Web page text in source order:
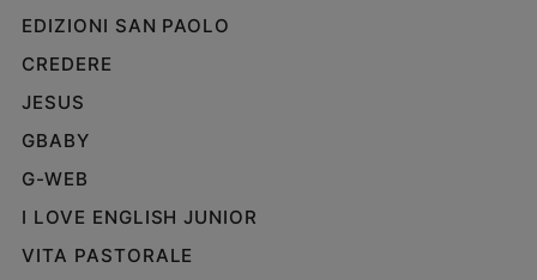
EDIZIONI SAN PAOLO
CREDERE
JESUS
GBABY
G-WEB
I LOVE ENGLISH JUNIOR
VITA PASTORALE